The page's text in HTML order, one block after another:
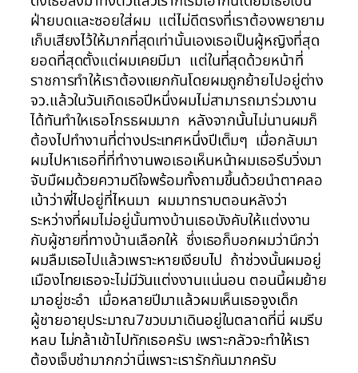
ฝ่ายบดและซอยใส่ผม แต่ไม่ดีตรงที่เราต้องพยายาม
เก็บเสียงไว้ให้มากที่สุดเท่านั้นเองเธอเป็นผู้หญิงที่สุด
ยอดที่สุดตั้งแต่ผมเคยมีมา แต่ในที่สุดด้วยหน้าที่
ราชการทำให้เราต้องแยกกันโดยผมถูกย้ายไปอยู่ต่าง
จว.แล้วในวันเกิดเธอปีหนึ่งผมไม่สามารถมาร่วมงาน
ได้ทันทำใหเธอโกรธผมมาก หลังจากนั้นไม่นานผมก็
ต้องไปทำงานที่ต่างประเทศหนึ่งปีเต็มๆ เมื่อกลับมา
ผมไปหาเธอที่ที่ทำงานพอเธอเห็นหน้าผมเธอรีบวิ่งมา
จับมืผมด้วยความดีใจพร้อมทั้งถามขึ้นด้วยนำตาคลอ
เบ้าว่าพี่ไปอยู่ที่ไหนมา ผมมาทราบตอนหลังว่า
ระหว่างที่ผมไม่อยู่นั้นทางบ้านเธอบังคับให้แต่งงาน
กับผู้ชายที่ทางบ้านเลือกให้ ซึ่งเธอก็บอกผมว่านึกว่า
ผมลืมเธอไปแล้วเพราะหายเงียบไป ถ้าช่วงนั้นผมอยู่
เมืองไทยเธอจะไม่มีวันแต่งงานแน่นอน ตอนนี้ผมย้าย
มาอยู่ชะอำ เมื่อหลายปีมาแล้วผมเห็นเธอจูงเด็ก
ผู้ชายอายุประมาณ7ขวบมาเดินอยู่ในตลาดที่นี่ ผมรีบ
หลบ ไม่กล้าเข้าไปทักเธอครับ เพราะกลัวจะทำให้เรา
ต้องเจ็บชำมากกว่านี่เพราะเรารักกันมากครับ